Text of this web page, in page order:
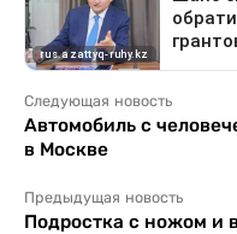
Следующая новость
Автомобиль с
в Москве
Предыдущая новость
Подростка с ножом и